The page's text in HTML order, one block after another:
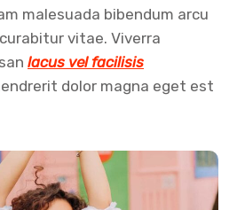
malesuada bibendum arcu
vitae. Viverra
lacus vel facilisis
dolor magna eget est